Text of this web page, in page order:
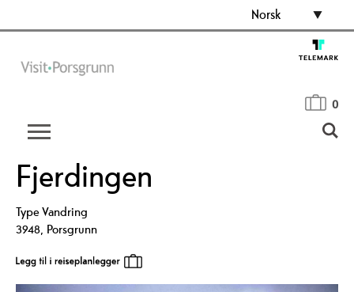
Norsk
0
Fjerdingen
TypeVandring
3948, Porsgrunn